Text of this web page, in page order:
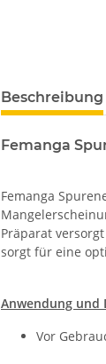
Beschreibung
Femanga
Femanga
Präparat
sorgt für eine
Anwendung und
Vor